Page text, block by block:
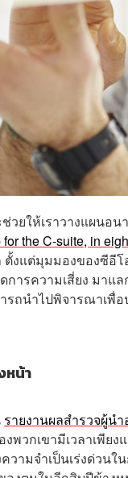
ช่วยให้เราวางแผน
the C-suite, in
งแต่มุมมองของซีอี
การความเสี่ยง มา
รถนำไปพิจารณาเพื่
หน้า
รายงานผลสำรวจผู้น
งพวกเขามีเวลาเพี
ามจำเป็นเร่งด่วน